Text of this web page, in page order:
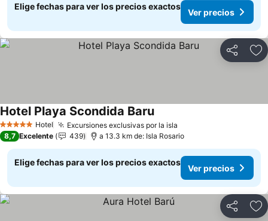
Elige fechas para ver los precios exactos
Ver precios
Compartir
5 Estrellas Hotel Excursiones exclusivas por la isla
Hotel Playa Scondida Baru
8,7 Excelente 439 a 13.3 km de: Isla Rosario
Elige fechas para ver los precios exactos
Ver precios
Compartir